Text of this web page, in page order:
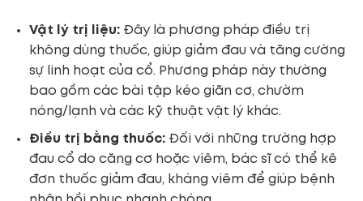
Vật lý trị liệu:Đây là phương pháp điều trị
không dùng thuốc, giúp giảm đau và tăng cường
sự linh hoạt của cổ. Phương pháp này thường
bao gồm các bài tập kéo giãn cơ, chườm
nóng/lạnh và các kỹ thuật vật lý khác.
Điều trị bằng thuốc:Đối với những trường hợp
đau cổ do căng cơ hoặc viêm, bác sĩ có thể kê
đơn thuốc giảm đau, kháng viêm để giúp bệnh